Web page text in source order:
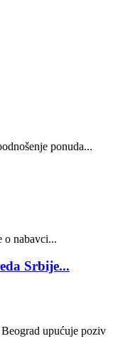
ponuda...
o nabavci...
Srbije...
upućuje poziv